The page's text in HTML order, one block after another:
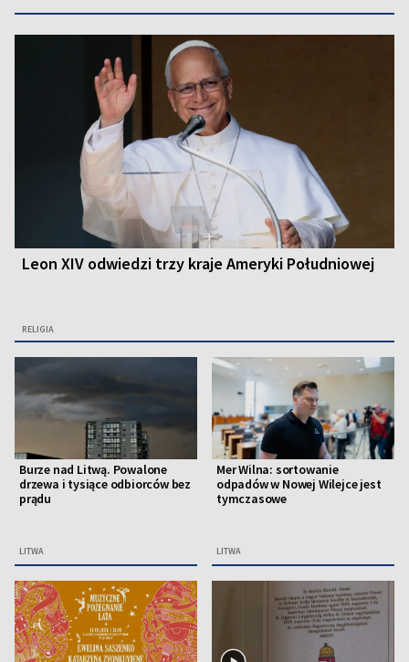
Leon XIV odwiedzi trzy kraje Ameryki Południowej
RELIGIA
Burze nad Litwą. Powalone
drzewa i tysiące odbiorców bez
prądu
LITWA
Mer Wilna: sortowanie
odpadów w Nowej Wilejce jest
tymczasowe
LITWA